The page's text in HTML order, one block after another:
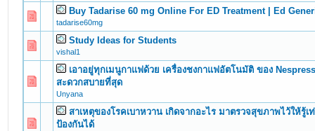
Buy Tadarise 60 mg Online For ED Treatment | Ed
tadarise60mg
0 Vote(s) - 0 out of 5 in Average
12345
Study Ideas for Students
vishal1
0 Vote(s) - 0 out of 5 in Average
1 2345
เอาอยู่ทุกเมนูกาแฟด้วย เครื่องชงกาแฟอัตโนมัติ ของ
สะดวกสบายที่สุด
Unyana
0 Vote(s) - 0 out of 5 in Average
สาเหตุของโรคเบาหวาน เกิดจากอะไร มาตรวจสุขภาพไว้ให้รู้เ
ป้องกันได้
0 Vote(s) - 0 out of 5 in Average